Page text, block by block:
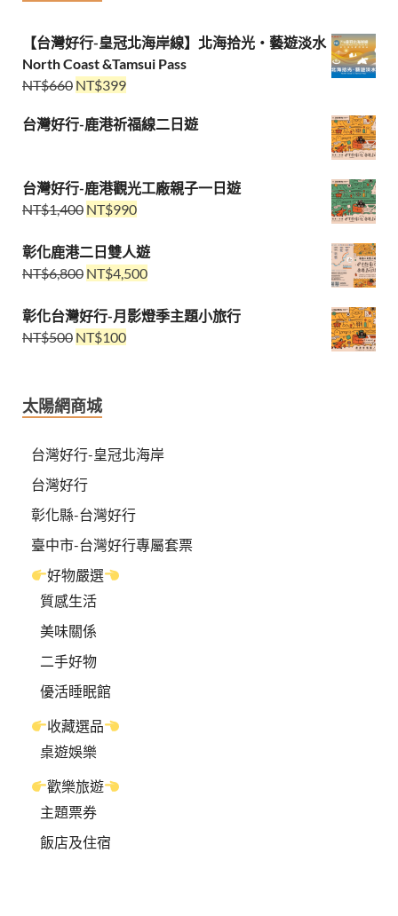
【台灣好行-皇冠北海岸線】北海拾光・藝遊淡水
North Coast &Tamsui Pass
NT$660 NT$399
台灣好行-鹿港祈福線二日遊
台灣好行-鹿港觀光工廠親子一日遊
NT$1,400 NT$990
彰化鹿港二日雙人遊
NT$6,800 NT$4,500
彰化台灣好行-月影燈季主題小旅行
NT$500 NT$100
太陽網商城
台灣好行-皇冠北海岸
台灣好行
彰化縣-台灣好行
臺中市-台灣好行專屬套票
好物嚴選
質感生活
美味關係
二手好物
優活睡眠館
收藏選品
桌遊娛樂
歡樂旅遊
主題票券
飯店及住宿